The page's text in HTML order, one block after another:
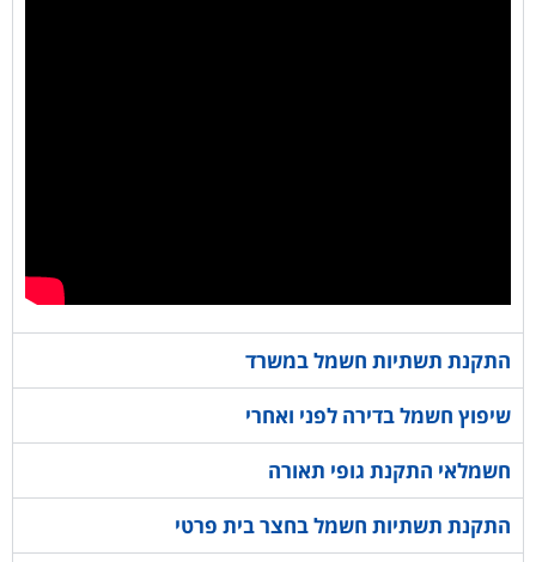
התקנת תשתיות חשמל במשרד
שיפוץ חשמל בדירה לפני ואחרי
חשמלאי התקנת גופי תאורה
התקנת תשתיות חשמל בחצר בית פרטי